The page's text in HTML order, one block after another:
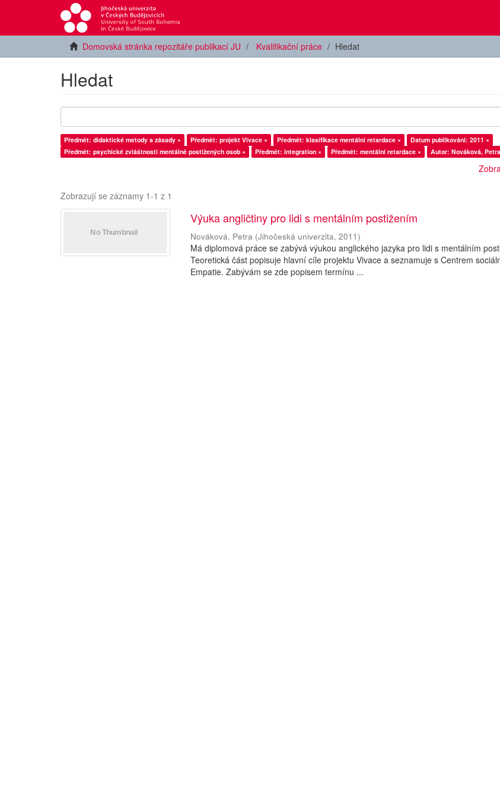
Domovská stránka repozitáře publikací JU Kvalifikační práce Hledat
Hledat
Předmět: didaktické metody a zásady × Předmět: projekt Vivace × Předmět: klasifikace mentální retardace ×
Datum publikování: 2011 ×
Předmět: psychické zvláštnosti mentálně postižených osob ×
Předmět: integration × Předmět: mentální retardace × Autor: Nováková,
Zobrazují se záznamy 1-1 z 1
Výuka angličtiny pro lidi s mentálním postižením
Nováková, Petra (Jihočeská univerzita,2011)
Má diplomová práce se zabývá výukou anglického jazyka pro lidi s mentálním
Teoretická část popisuje hlavní cíle projektu Vivace a seznamuje s Centrem
Empatie. Zabývám se zde popisem termínu ...